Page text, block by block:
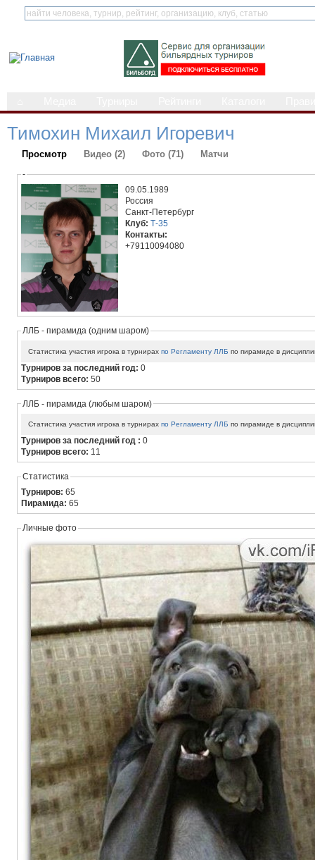
Тимохин Михаил Игоревич
Просмотр Видео (2) Фото (71) Матчи
-
09.05.1989
Россия
Санкт-Петербург
Клуб:Т-35
Контакты:
+79110094080
ЛЛБ - пирамида (одним шаром)
Статистика участия игрока в турнирахпо Регламенту ЛЛБ по пирамиде в
Турниров за последний год:0
Турниров всего:50
ЛЛБ - пирамида (любым шаром)
Статистика участия игрока в турнирахпо Регламенту ЛЛБ по пирамиде в
Турниров за последний год :0
Турниров всего: 11
Статистика
Турниров:65
Пирамида:65
Личные фото